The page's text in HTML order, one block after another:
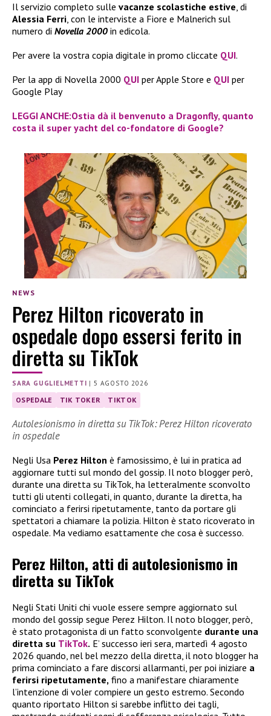
Il servizio completo sulle vacanze scolastiche estive, di
Alessia Ferri, con le interviste a Fiore e Malnerich sul
numero di Novella 2000 in edicola.
Per avere la vostra copia digitale in promo cliccate QUI.
Per la app di Novella 2000 QUI per Apple Store e QUI per
Google Play
LEGGI ANCHE:Ostia dà il benvenuto a Dragonfly, quanto
costa il super yacht del co-fondatore di Google?
NEWS
Perez Hilton ricoverato in
ospedale dopo essersi ferito in
diretta su TikTok
SARA GUGLIELMETTI | 5 AGOSTO 2026
OSPEDALE TIK TOKER TIKTOK
Autolesionismo in diretta su TikTok: Perez Hilton ricoverato
in ospedale
Negli Usa Perez Hilton è famosissimo, è lui in pratica ad
aggiornare tutti sul mondo del gossip. Il noto blogger però,
durante una diretta su TikTok, ha letteralmente sconvolto
tutti gli utenti collegati, in quanto, durante la diretta, ha
cominciato a ferirsi ripetutamente, tanto da portare gli
spettatori a chiamare la polizia. Hilton è stato ricoverato in
ospedale. Ma vediamo esattamente che cosa è successo.
Perez Hilton, atti di autolesionismo in
diretta su TikTok
Negli Stati Uniti chi vuole essere sempre aggiornato sul
mondo del gossip segue Perez Hilton. Il noto blogger, però,
è stato protagonista di un fatto sconvolgente durante una
diretta su TikTok. E’ successo ieri sera, martedì 4 agosto
2026 quando, nel bel mezzo della diretta, il noto blogger ha
prima cominciato a fare discorsi allarmanti, per poi iniziare a
ferirsi ripetutamente, fino a manifestare chiaramente
l’intenzione di voler compiere un gesto estremo. Secondo
quanto riportato Hilton si sarebbe inflitto dei tagli,